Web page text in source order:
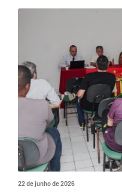
22 de junho de 2026